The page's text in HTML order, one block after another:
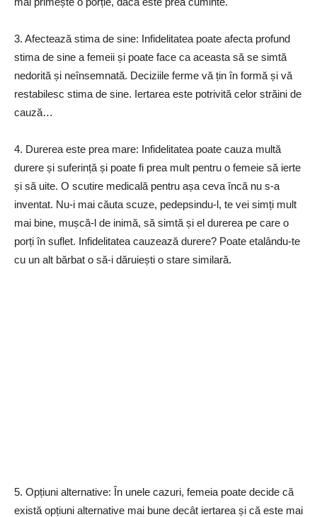
3. Afectează stima de sine: Infidelitatea poate afecta profund
stima de sine a femeii și poate face ca aceasta să se simtă
nedorită și neînsemnată. Deciziile ferme vă țin în formă și vă
restabilesc stima de sine. Iertarea este potrivită celor străini de
cauză…
4. Durerea este prea mare: Infidelitatea poate cauza multă
durere și suferință și poate fi prea mult pentru o femeie să ierte
și să uite. O scutire medicală pentru așa ceva încă nu s-a
inventat. Nu-i mai căuta scuze, pedepsindu-l, te vei simți mult
mai bine, mușcă-l de inimă, să simtă și el durerea pe care o
porți în suflet. Infidelitatea cauzează durere? Poate etalându-te
cu un alt bărbat o să-i dăruiești o stare similară.
5. Opțiuni alternative: În unele cazuri, femeia poate decide că
există opțiuni alternative mai bune decât iertarea și că este mai